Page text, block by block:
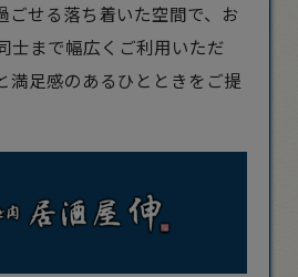
ごせる落ち着いた空間で、お
士まで幅広くご利用いただ
満足感のあるひとときをご提